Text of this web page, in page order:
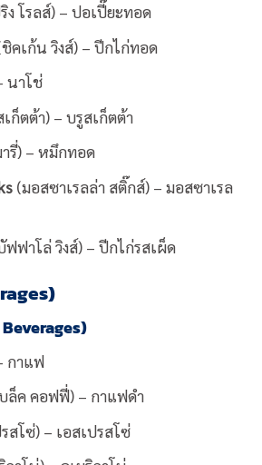
โรลส์) – ปอเปี๊ยะทอด
คเก้น วิงส์) – ปีกไก่ทอด
นาโช่
ก็ตต้า) – บรูสเก็ตต้า
รี่) – หมึกทอด
(มอสซาเรลล่า สติ๊กส์) – มอสซาเรล
ฟาโล่ วิงส์) – ปีกไก่รสเผ็ด
กาแฟ
ค คอฟฟี่) – กาแฟดำ
สโซ่) – เอสเปรสโซ่